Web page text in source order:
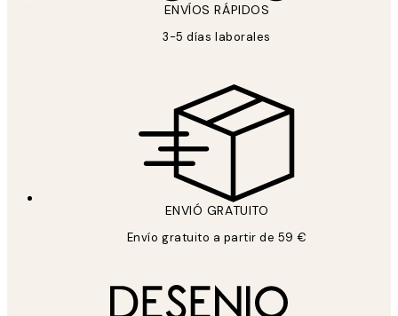
ENVÍOS RÁPIDOS
3-5 días laborales
ENVIÓ GRATUITO
Envío gratuito a partir de 59 €